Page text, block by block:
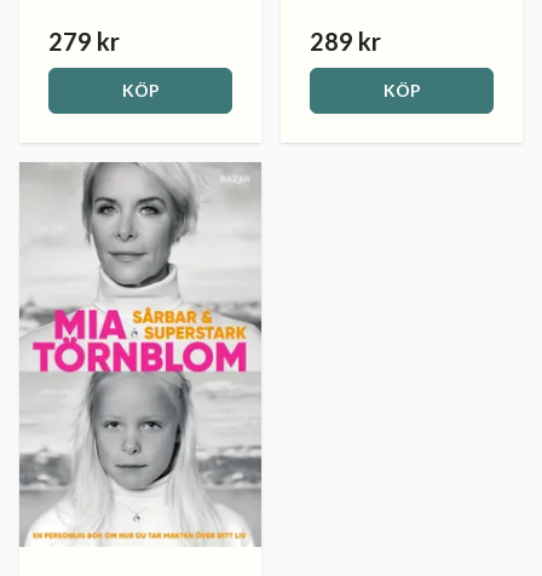
279 kr
KÖP
289 kr
KÖP